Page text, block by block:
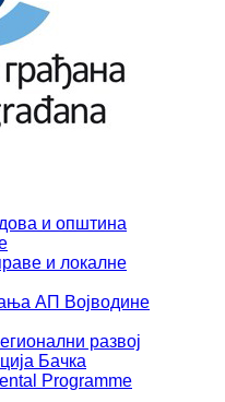
и општина
и локалне
АП Војводине
развој
Бачка
Programme